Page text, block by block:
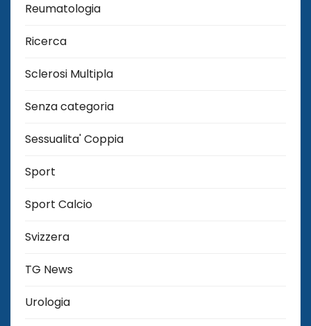
Reumatologia
Ricerca
Sclerosi Multipla
Senza categoria
Sessualita' Coppia
Sport
Sport Calcio
Svizzera
TG News
Urologia